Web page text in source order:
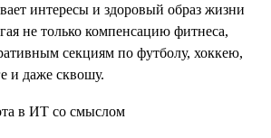
интересы и здоровый образ жизни
не только компенсацию фитнеса,
секциям по футболу, хоккею,
и даже сквошу.